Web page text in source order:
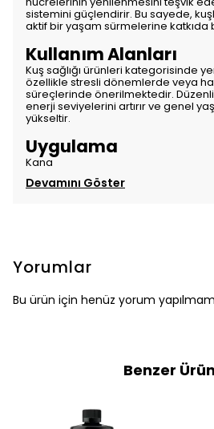
sistemini güçlendirir. Bu sayede,
aktif bir yaşam sürmelerine katkıda
Kullanım Alanları
Kuş sağlığı ürünleri kategorisinde
özellikle stresli dönemlerde veya
süreçlerinde önerilmektedir. Düzenli
enerji seviyelerini artırır ve genel
yükseltir.
Uygulama
Kana
Devamını Göster
Yorumlar
Bu ürün için henüz yorum
Benzer